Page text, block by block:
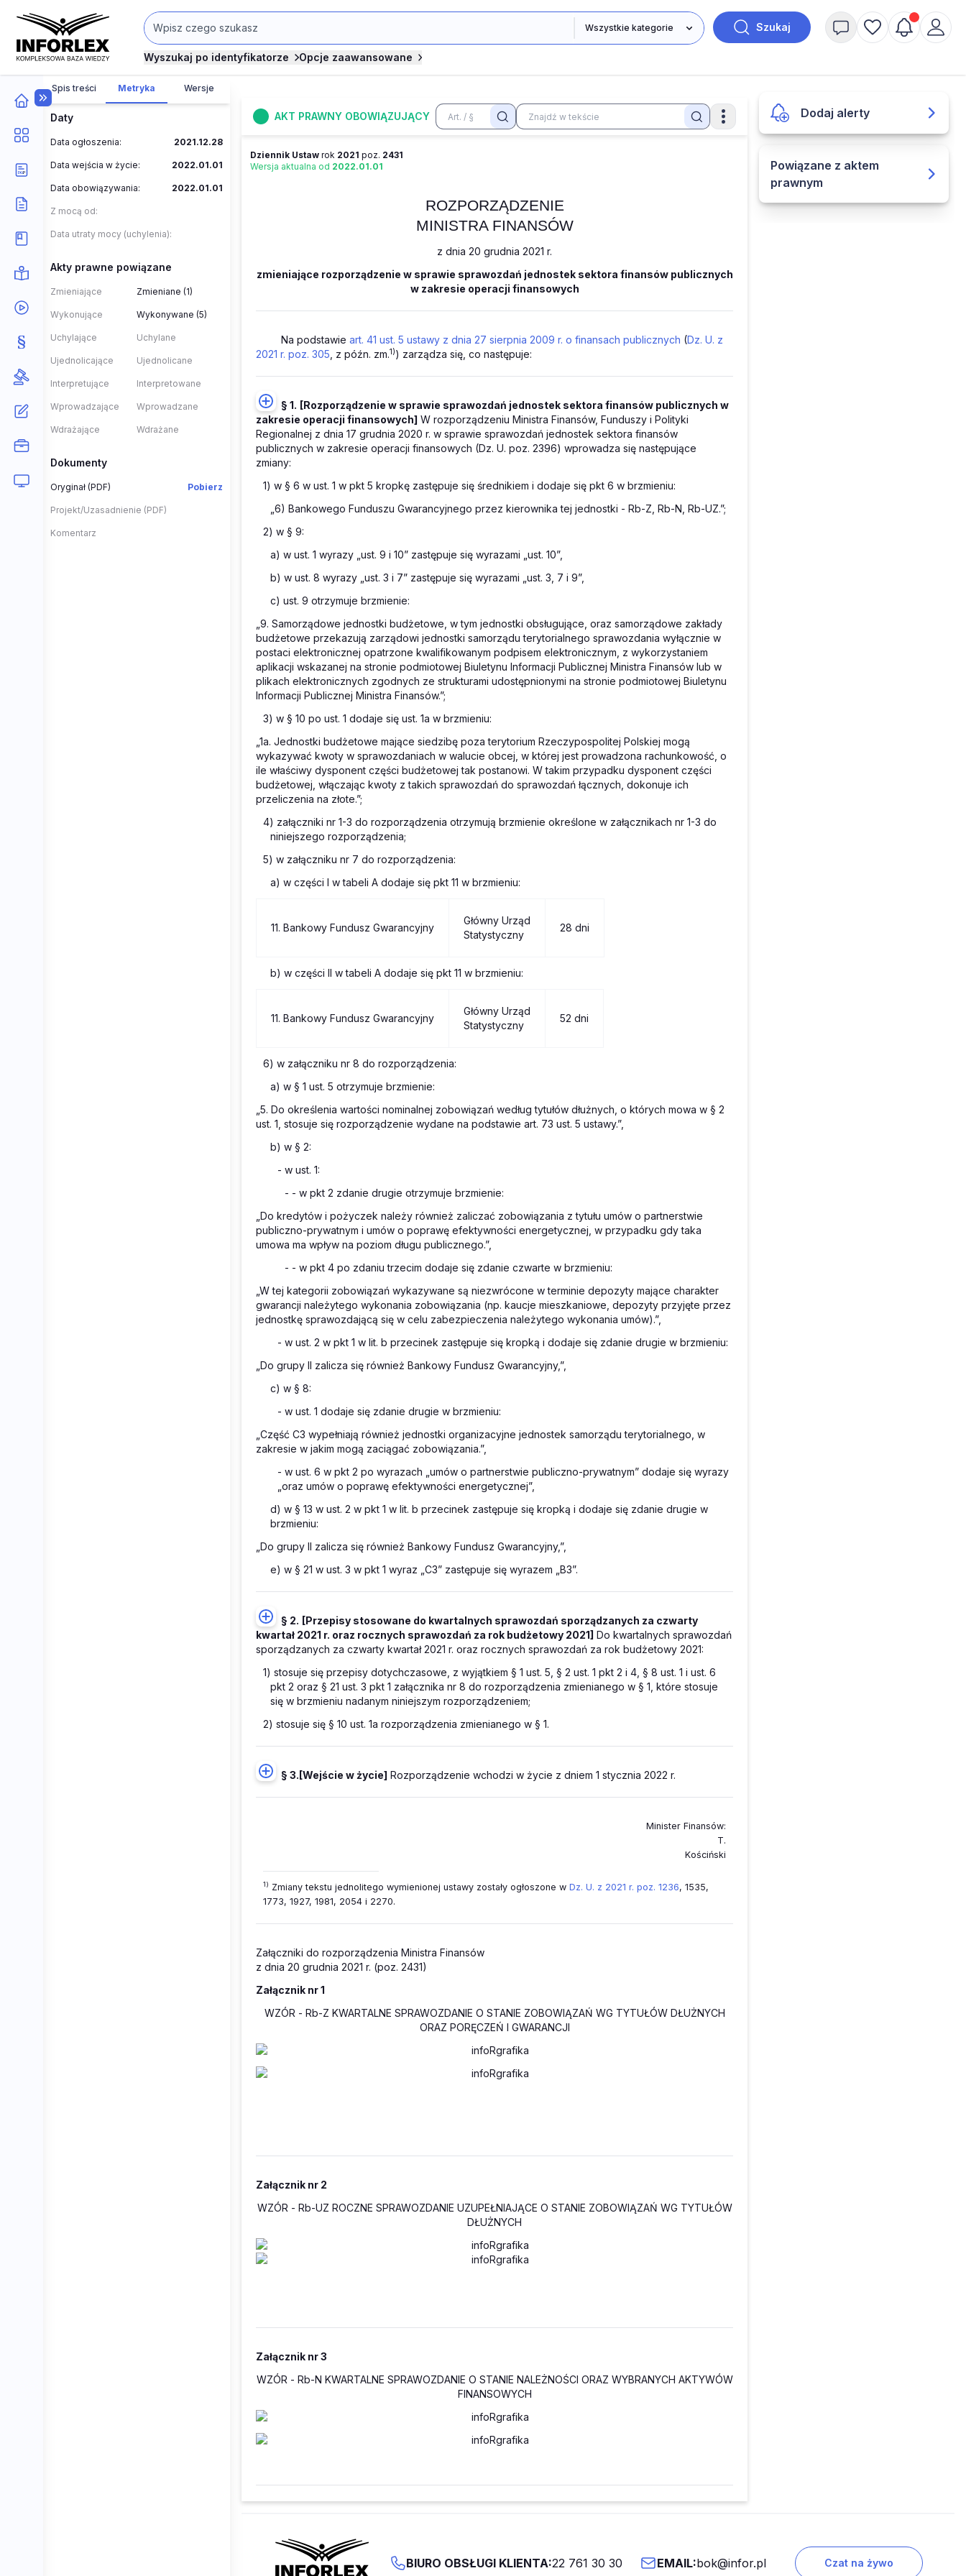
Szukaj
Wyszukaj po identyfikatorze Opcje zaawansowane
Spis treści Metryka Wersje
Daty
Data ogłoszenia: 2021.12.28
Data wejścia w życie: 2022.01.01
Data obowiązywania: 2022.01.01
Z mocą od:
Data utraty mocy (uchylenia):
Akty prawne powiązane
Zmieniające Zmieniane (1)
Wykonujące Wykonywane (5)
Uchylające Uchylane
Ujednolicające Ujednolicane
Interpretujące Interpretowane
Wprowadzające Wprowadzane
Wdrażające Wdrażane
Dokumenty
Oryginał (PDF) Pobierz
Projekt/Uzasadnienie (PDF)
Komentarz
AKT PRAWNY OBOWIĄZUJĄCY
Dziennik Ustaw rok 2021 poz. 2431
Wersja aktualna od 2022.01.01
ROZPORZĄDZENIE
MINISTRA FINANSÓW
z dnia 20 grudnia 2021 r.
zmieniające rozporządzenie w sprawie sprawozdań jednostek sektora finansów publicznych
w zakresie operacji finansowych
Na podstawie art. 41 ust. 5 ustawy z dnia 27 sierpnia 2009 r. o finansach publicznych (Dz. U. z
2021 r. poz. 305 , z późn. zm.1)) zarządza się, co następuje:
§ 1. [Rozporządzenie w sprawie sprawozdań jednostek sektora finansów publicznych w
zakresie operacji finansowych] W rozporządzeniu Ministra Finansów, Funduszy i Polityki
Regionalnej z dnia 17 grudnia 2020 r. w sprawie sprawozdań jednostek sektora finansów
publicznych w zakresie operacji finansowych (Dz. U. poz. 2396) wprowadza się następujące
zmiany:
1) w § 6 w ust. 1 w pkt 5 kropkę zastępuje się średnikiem i dodaje się pkt 6 w brzmieniu:
„6) Bankowego Funduszu Gwarancyjnego przez kierownika tej jednostki - Rb-Z, Rb-N, Rb-UZ.”;
2) w § 9:
a) w ust. 1 wyrazy „ust. 9 i 10” zastępuje się wyrazami „ust. 10”,
b) w ust. 8 wyrazy „ust. 3 i 7” zastępuje się wyrazami „ust. 3, 7 i 9”,
c) ust. 9 otrzymuje brzmienie:
„9. Samorządowe jednostki budżetowe, w tym jednostki obsługujące, oraz samorządowe zakłady
budżetowe przekazują zarządowi jednostki samorządu terytorialnego sprawozdania wyłącznie w
postaci elektronicznej opatrzone kwalifikowanym podpisem elektronicznym, z wykorzystaniem
aplikacji wskazanej na stronie podmiotowej Biuletynu Informacji Publicznej Ministra Finansów lub w
plikach elektronicznych zgodnych ze strukturami udostępnionymi na stronie podmiotowej Biuletynu
Informacji Publicznej Ministra Finansów.”;
3) w § 10 po ust. 1 dodaje się ust. 1a w brzmieniu:
„1a. Jednostki budżetowe mające siedzibę poza terytorium Rzeczypospolitej Polskiej mogą
wykazywać kwoty w sprawozdaniach w walucie obcej, w której jest prowadzona rachunkowość, o
ile właściwy dysponent części budżetowej tak postanowi. W takim przypadku dysponent części
budżetowej, włączając kwoty z takich sprawozdań do sprawozdań łącznych, dokonuje ich
przeliczenia na złote.”;
4) załączniki nr 1-3 do rozporządzenia otrzymują brzmienie określone w załącznikach nr 1-3 do
niniejszego rozporządzenia;
5) w załączniku nr 7 do rozporządzenia:
a) w części I w tabeli A dodaje się pkt 11 w brzmieniu:
11. Bankowy Fundusz Gwarancyjny
Główny Urząd
Statystyczny
28 dni
b) w części II w tabeli A dodaje się pkt 11 w brzmieniu:
11. Bankowy Fundusz Gwarancyjny
Główny Urząd
Statystyczny
52 dni
6) w załączniku nr 8 do rozporządzenia:
a) w § 1 ust. 5 otrzymuje brzmienie:
„5. Do określenia wartości nominalnej zobowiązań według tytułów dłużnych, o których mowa w § 2
ust. 1, stosuje się rozporządzenie wydane na podstawie art. 73 ust. 5 ustawy.”,
b) w § 2:
- w ust. 1:
- - w pkt 2 zdanie drugie otrzymuje brzmienie:
„Do kredytów i pożyczek należy również zaliczać zobowiązania z tytułu umów o partnerstwie
publiczno-prywatnym i umów o poprawę efektywności energetycznej, w przypadku gdy taka
umowa ma wpływ na poziom długu publicznego.”,
- - w pkt 4 po zdaniu trzecim dodaje się zdanie czwarte w brzmieniu:
„W tej kategorii zobowiązań wykazywane są niezwrócone w terminie depozyty mające charakter
gwarancji należytego wykonania zobowiązania (np. kaucje mieszkaniowe, depozyty przyjęte przez
jednostkę sprawozdającą się w celu zabezpieczenia należytego wykonania umów).”,
- w ust. 2 w pkt 1 w lit. b przecinek zastępuje się kropką i dodaje się zdanie drugie w brzmieniu:
„Do grupy II zalicza się również Bankowy Fundusz Gwarancyjny,”,
c) w § 8:
- w ust. 1 dodaje się zdanie drugie w brzmieniu:
„Część C3 wypełniają również jednostki organizacyjne jednostek samorządu terytorialnego, w
zakresie w jakim mogą zaciągać zobowiązania.”,
- w ust. 6 w pkt 2 po wyrazach „umów o partnerstwie publiczno-prywatnym” dodaje się wyrazy
„oraz umów o poprawę efektywności energetycznej”,
d) w § 13 w ust. 2 w pkt 1 w lit. b przecinek zastępuje się kropką i dodaje się zdanie drugie w
brzmieniu:
„Do grupy II zalicza się również Bankowy Fundusz Gwarancyjny,”,
e) w § 21 w ust. 3 w pkt 1 wyraz „C3” zastępuje się wyrazem „B3”.
§ 2. [Przepisy stosowane do kwartalnych sprawozdań sporządzanych za czwarty
kwartał 2021 r. oraz rocznych sprawozdań za rok budżetowy 2021] Do kwartalnych sprawozdań
sporządzanych za czwarty kwartał 2021 r. oraz rocznych sprawozdań za rok budżetowy 2021:
1) stosuje się przepisy dotychczasowe, z wyjątkiem § 1 ust. 5, § 2 ust. 1 pkt 2 i 4, § 8 ust. 1 i ust. 6
pkt 2 oraz § 21 ust. 3 pkt 1 załącznika nr 8 do rozporządzenia zmienianego w § 1, które stosuje
się w brzmieniu nadanym niniejszym rozporządzeniem;
2) stosuje się § 10 ust. 1a rozporządzenia zmienianego w § 1.
§ 3. [Wejście w życie] Rozporządzenie wchodzi w życie z dniem 1 stycznia 2022 r.
Minister Finansów:
T.
Kościński
1) Zmiany tekstu jednolitego wymienionej ustawy zostały ogłoszone w Dz. U. z 2021 r. poz. 1236, 1535,
1773, 1927, 1981, 2054 i 2270.
Załączniki do rozporządzenia Ministra Finansów
z dnia 20 grudnia 2021 r. (poz. 2431)
Załącznik nr 1
WZÓR - Rb-Z KWARTALNE SPRAWOZDANIE O STANIE ZOBOWIĄZAŃ WG TYTUŁÓW DŁUŻNYCH
ORAZ PORĘCZEŃ I GWARANCJI
Załącznik nr 2
WZÓR - Rb-UZ ROCZNE SPRAWOZDANIE UZUPEŁNIAJĄCE O STANIE ZOBOWIĄZAŃ WG TYTUŁÓW
DŁUŻNYCH
Załącznik nr 3
WZÓR - Rb-N KWARTALNE SPRAWOZDANIE O STANIE NALEŻNOŚCI ORAZ WYBRANYCH AKTYWÓW
FINANSOWYCH
Dodaj alerty
Powiązane z aktem
prawnym
BIURO OBSŁUGI KLIENTA:22 761 30 30 EMAIL:bok@infor.pl Czat na żywo